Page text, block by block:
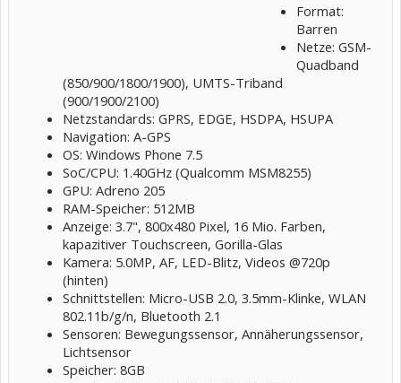
Format:
Barren
Netze: GSM-
Quadband
(850/900/1800/1900), UMTS-Triband
(900/1900/2100)
Netzstandards: GPRS, EDGE, HSDPA, HSUPA
Navigation: A-GPS
OS: Windows Phone 7.5
SoC/CPU: 1.40GHz (Qualcomm MSM8255)
GPU: Adreno 205
RAM-Speicher: 512MB
Anzeige: 3.7", 800x480 Pixel, 16 Mio. Farben,
kapazitiver Touchscreen, Gorilla-Glas
Kamera: 5.0MP, AF, LED-Blitz, Videos @720p
(hinten)
Schnittstellen: Micro-USB 2.0, 3.5mm-Klinke, WLAN
802.11b/g/n, Bluetooth 2.1
Sensoren: Bewegungssensor, Annäherungssensor,
Lichtsensor
Speicher: 8GB